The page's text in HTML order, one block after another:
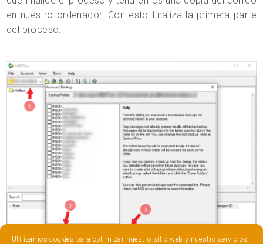
Utilizamos cookies para optimizar nuestro sitio web y nuestro servicios,
en nuestro ordenador. Con esto finaliza la primera parte
del proceso.